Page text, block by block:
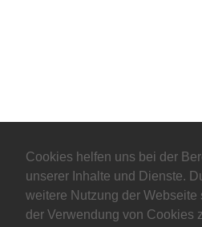
Cookies helfen uns bei der
unserer Inhalte und Dienste.
weitere Nutzung der Webseite
der Verwendung von Cookies
©
Datenschutzerklärung